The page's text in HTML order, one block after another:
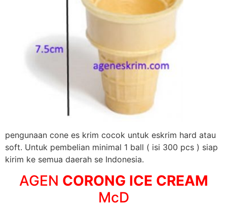
pengunaan cone es krim cocok untuk eskrim hard atau
soft. Untuk pembelian minimal 1 ball ( isi 300 pcs ) siap
kirim ke semua daerah se Indonesia.
AGEN CORONG ICE CREAM
McD